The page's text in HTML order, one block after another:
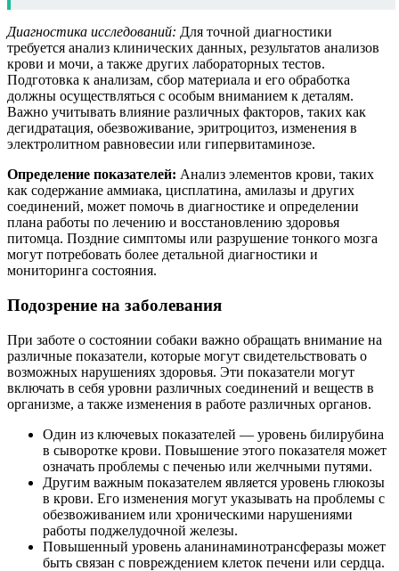
Диагностика исследований: Для точной диагностики
требуется анализ клинических данных, результатов анализов
крови и мочи, а также других лабораторных тестов.
Подготовка к анализам, сбор материала и его обработка
должны осуществляться с особым вниманием к деталям.
Важно учитывать влияние различных факторов, таких как
дегидратация, обезвоживание, эритроцитоз, изменения в
электролитном равновесии или гипервитаминозе.
Определение показателей: Анализ элементов крови, таких
как содержание аммиака, цисплатина, амилазы и других
соединений, может помочь в диагностике и определении
плана работы по лечению и восстановлению здоровья
питомца. Поздние симптомы или разрушение тонкого мозга
могут потребовать более детальной диагностики и
мониторинга состояния.
Подозрение на заболевания
При заботе о состоянии собаки важно обращать внимание на
различные показатели, которые могут свидетельствовать о
возможных нарушениях здоровья. Эти показатели могут
включать в себя уровни различных соединений и веществ в
организме, а также изменения в работе различных органов.
Один из ключевых показателей — уровень билирубина
в сыворотке крови. Повышение этого показателя может
означать проблемы с печенью или желчными путями.
Другим важным показателем является уровень глюкозы
в крови. Его изменения могут указывать на проблемы с
обезвоживанием или хроническими нарушениями
работы поджелудочной железы.
Повышенный уровень аланинаминотрансферазы может
быть связан с повреждением клеток печени или сердца.